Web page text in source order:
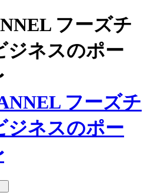
フーズチ
ジネスのポー